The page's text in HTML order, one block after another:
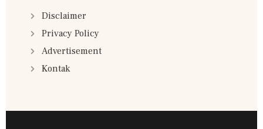
Disclaimer
Privacy Policy
Advertisement
Kontak